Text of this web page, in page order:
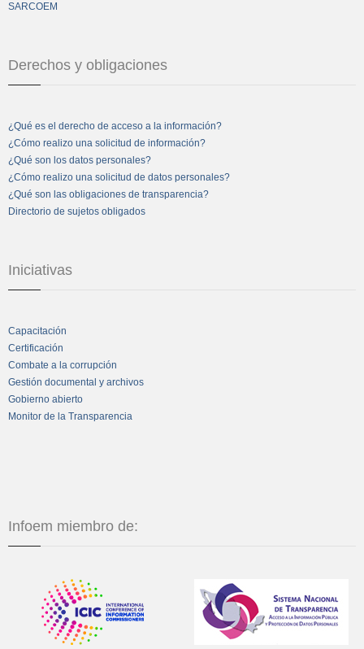
SARCOEM
Derechos y obligaciones
¿Qué es el derecho de acceso a la información?
¿Cómo realizo una solicitud de información?
¿Qué son los datos personales?
¿Cómo realizo una solicitud de datos personales?
¿Qué son las obligaciones de transparencia?
Directorio de sujetos obligados
Iniciativas
Capacitación
Certificación
Combate a la corrupción
Gestión documental y archivos
Gobierno abierto
Monitor de la Transparencia
Infoem miembro de: